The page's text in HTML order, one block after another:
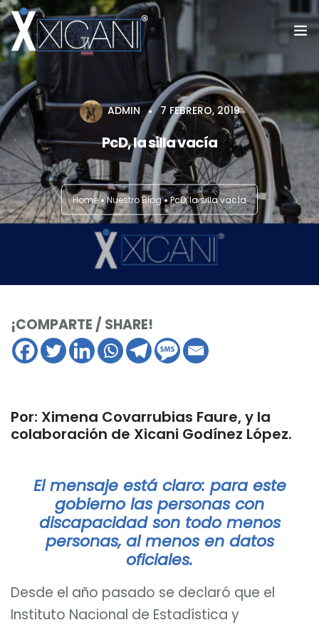
Home
#SoyXicani®™
Fundación Vuelo Libre
Servicios
ADMIN 7 FEBRERO, 2019
PcD, la silla vacía
Home Nuestro Blog PcD, la silla vacía
¡COMPARTE / SHARE!
Por: Ximena Covarrubias Faure, y la
colaboración de Xicani Godínez López.
El mensaje está claro: para este
gobierno las personas con
discapacidad son todo menos
personas, al menos en datos
oficiales.
Desde el año pasado se declaró que el
Instituto Nacional de Estadística y